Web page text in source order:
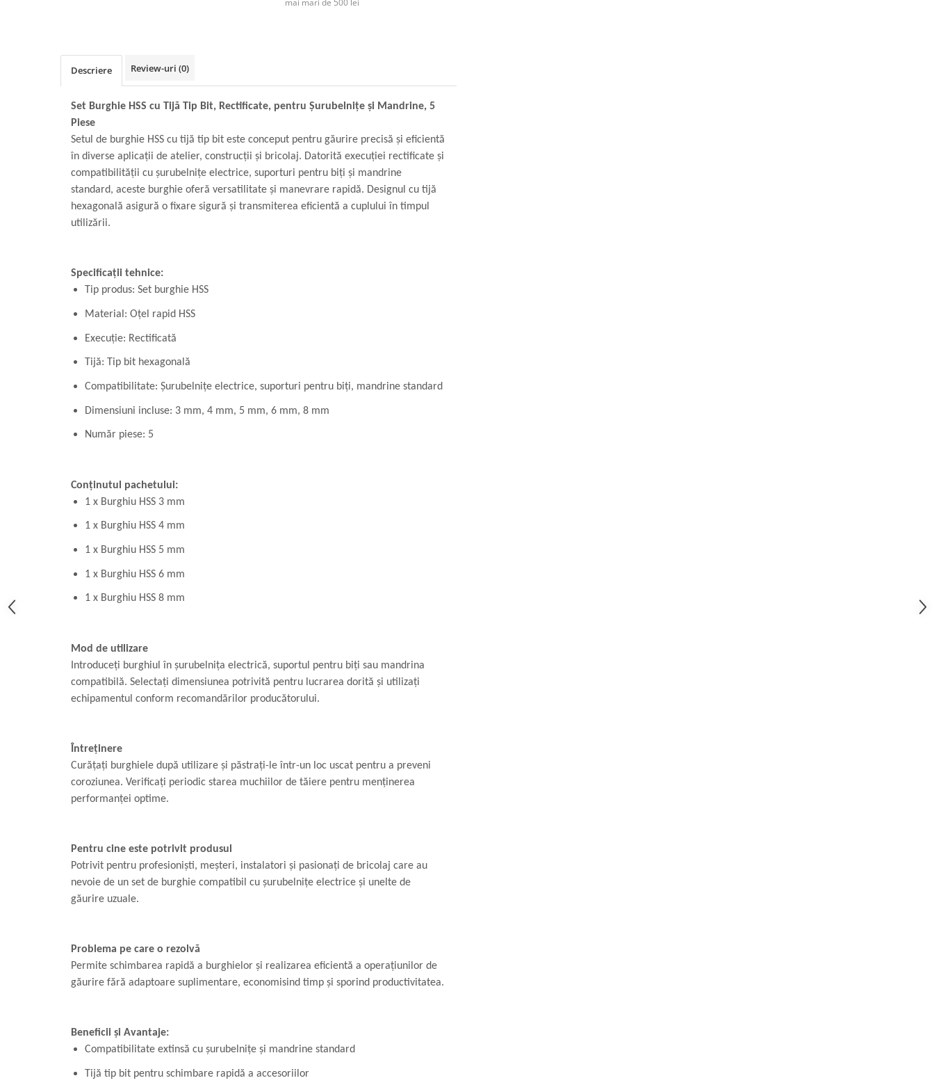
mai mari de 500 lei
Descriere Review-uri (0)
Set Burghie HSS cu Tijă Tip Bit, Rectificate, pentru Șurubelnițe și Mandrine, 5
Piese
Setul de burghie HSS cu tijă tip bit este conceput pentru găurire precisă și eficientă
în diverse aplicații de atelier, construcții și bricolaj. Datorită execuției rectificate și
compatibilității cu șurubelnițe electrice, suporturi pentru biți și mandrine
standard, aceste burghie oferă versatilitate și manevrare rapidă. Designul cu tijă
hexagonală asigură o fixare sigură și transmiterea eficientă a cuplului în timpul
utilizării.
Specificații tehnice:
Tip produs: Set burghie HSS
Material: Oțel rapid HSS
Execuție: Rectificată
Tijă: Tip bit hexagonală
Compatibilitate: Șurubelnițe electrice, suporturi pentru biți, mandrine standard
Dimensiuni incluse: 3 mm, 4 mm, 5 mm, 6 mm, 8 mm
Număr piese: 5
Conținutul pachetului:
1 x Burghiu HSS 3 mm
1 x Burghiu HSS 4 mm
1 x Burghiu HSS 5 mm
1 x Burghiu HSS 6 mm
1 x Burghiu HSS 8 mm
Mod de utilizare
Introduceți burghiul în șurubelnița electrică, suportul pentru biți sau mandrina
compatibilă. Selectați dimensiunea potrivită pentru lucrarea dorită și utilizați
echipamentul conform recomandărilor producătorului.
Întreținere
Curățați burghiele după utilizare și păstrați-le într-un loc uscat pentru a preveni
coroziunea. Verificați periodic starea muchiilor de tăiere pentru menținerea
performanței optime.
Pentru cine este potrivit produsul
Potrivit pentru profesioniști, meșteri, instalatori și pasionați de bricolaj care au
nevoie de un set de burghie compatibil cu șurubelnițe electrice și unelte de
găurire uzuale.
Problema pe care o rezolvă
Permite schimbarea rapidă a burghielor și realizarea eficientă a operațiunilor de
găurire fără adaptoare suplimentare, economisind timp și sporind productivitatea.
Beneficii și Avantaje:
Compatibilitate extinsă cu șurubelnițe și mandrine standard
Tijă tip bit pentru schimbare rapidă a accesoriilor